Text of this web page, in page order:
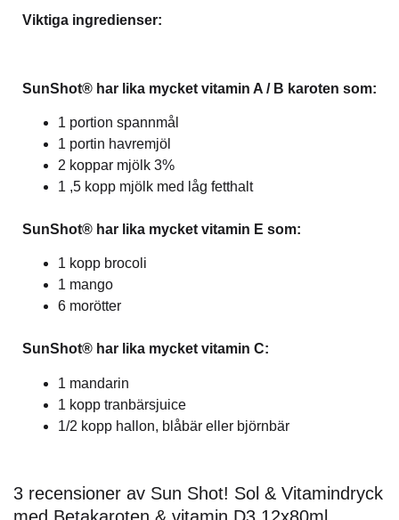
Viktiga ingredienser:
SunShot® har lika mycket vitamin A / B karoten som:
1 portion spannmål
1 portin havremjöl
2 koppar mjölk 3%
1 ,5 kopp mjölk med låg fetthalt
SunShot® har lika mycket vitamin E som:
1 kopp brocoli
1 mango
6 morötter
SunShot® har lika mycket vitamin C:
1 mandarin
1 kopp tranbärsjuice
1/2 kopp hallon, blåbär eller björnbär
3 recensioner av Sun Shot! Sol & Vitamindryck